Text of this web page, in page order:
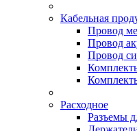
Кабельная
Провод
Провод
Провод
Расходное
Разъемы